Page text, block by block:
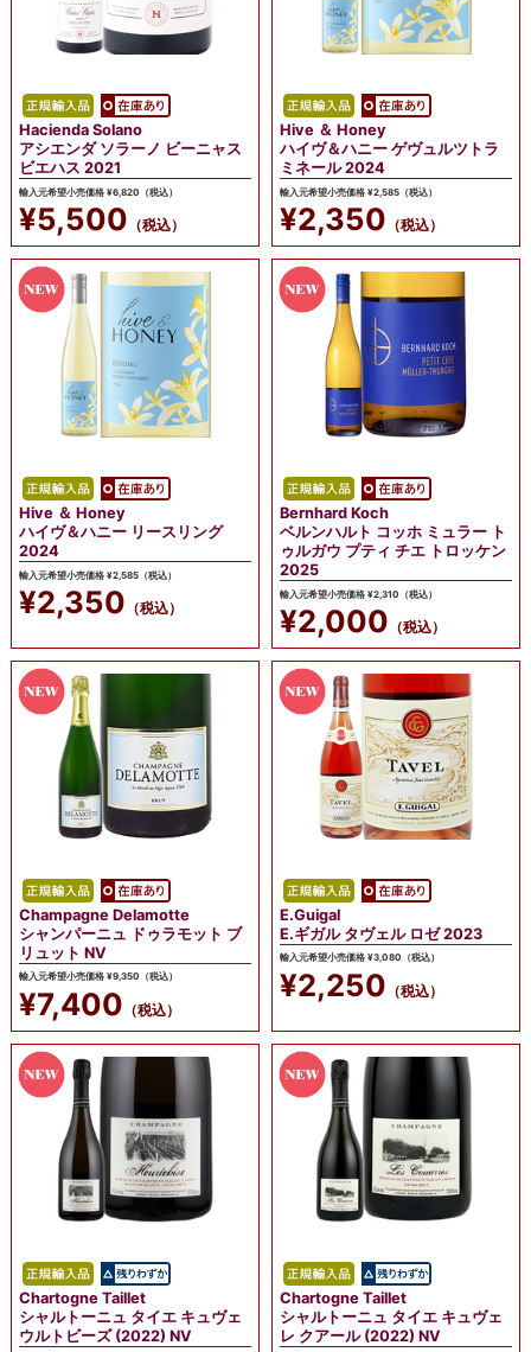
Hacienda Solano
アシエンダ ソラーノ ビーニャス
ビエハス 2021
輸入元希望小売価格 ¥6,820（税込）
¥5,500 （税込）
Hive ＆ Honey
ハイヴ＆ハニー ゲヴュルツトラ
ミネール 2024
輸入元希望小売価格 ¥2,585（税込）
¥2,350 （税込）
Hive ＆ Honey
ハイヴ＆ハニー リースリング
2024
輸入元希望小売価格 ¥2,585（税込）
¥2,350 （税込）
Bernhard Koch
ベルンハルト コッホ ミュラー ト
ゥルガウ プティ チエ トロッケン
2025
輸入元希望小売価格 ¥2,310（税込）
¥2,000 （税込）
Champagne Delamotte
シャンパーニュ ドゥラモット ブ
リュット NV
輸入元希望小売価格 ¥9,350（税込）
¥7,400 （税込）
E.Guigal
E.ギガル タヴェル ロゼ 2023
輸入元希望小売価格 ¥3,080（税込）
¥2,250 （税込）
Chartogne Taillet
シャルトーニュ タイエ キュヴェ
ウルトビーズ (2022) NV
Chartogne Taillet
シャルトーニュ タイエ キュヴェ
レ クアール (2022) NV